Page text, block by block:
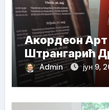
Акордеон Арт
Штрангарић
Admin јун 9,